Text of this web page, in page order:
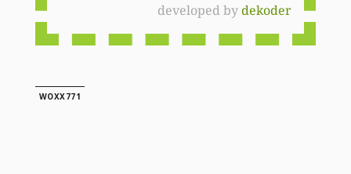
developed bydekoder
WOXX771